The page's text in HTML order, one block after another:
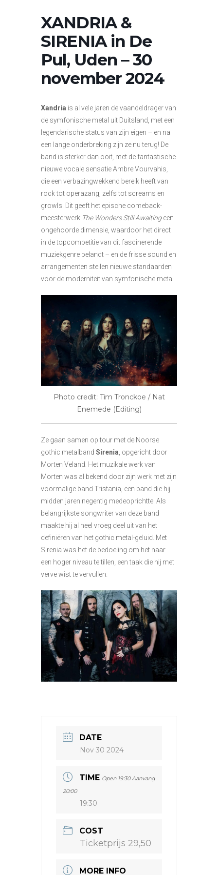
XANDRIA &
SIRENIA in De
Pul, Uden – 30
november 2024
Xandria is al vele jaren de vaandeldrager van
de symfonische metal uit Duitsland, met een
legendarische status van zijn eigen – en na
een lange onderbreking zijn ze nu terug! De
band is sterker dan ooit, met de fantastische
nieuwe vocale sensatie Ambre Vourvahis,
die een verbazingwekkend bereik heeft van
rock tot operazang, zelfs tot screams en
growls. Dit geeft het epische comeback-
meesterwerk The Wonders Still Awaitingeen
ongehoorde dimensie, waardoor het direct
in de topcompetitie van dit fascinerende
muziekgenre belandt – en de frisse sound en
arrangementen stellen nieuwe standaarden
voor de moderniteit van symfonische metal.
Photo credit: Tim Tronckoe / Nat
Enemede (Editing)
Ze gaan samen op tour met de Noorse
gothic metalband Sirenia, opgericht door
Morten Veland. Het muzikale werk van
Morten was al bekend door zijn werk met zijn
voormalige band Tristania, een band die hij
midden jaren negentig medeoprichtte. Als
belangrijkste songwriter van deze band
maakte hij al heel vroeg deel uit van het
definiëren van het gothic metal-geluid. Met
Sirenia was het de bedoeling om het naar
een hoger niveau te tillen, een taak die hij met
verve wist te vervullen.
DATE
Nov 30 2024
TIME Open 19:30 Aanvang
20:00
19:30
COST
Ticketprijs 29,50
MORE INFO